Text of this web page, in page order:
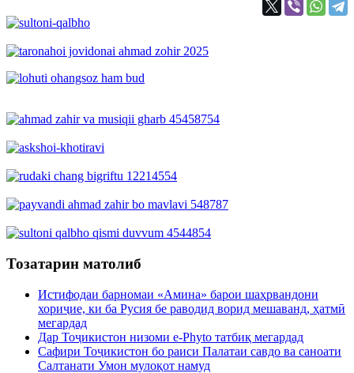
Тозатарин матолиб
Истифодаи барномаи «Амина» барои шаҳрвандони
хориҷие, ки ба Русия бе раводид ворид мешаванд, ҳатмӣ
мегардад
Дар Тоҷикистон низоми e-Phyto татбиқ мегардад
Сафири Тоҷикистон бо раиси Палатаи савдо ва саноати
Салтанати Умон мулоқот намуд